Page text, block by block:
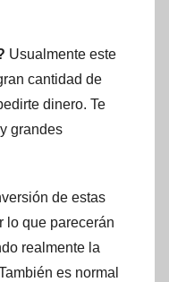
Usualmente este
cantidad de
dinero. Te
grandes
de estas
lo que parecerán
realmente la
es normal